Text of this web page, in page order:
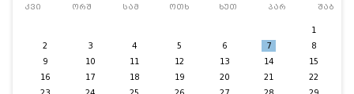
კვი ორშ სამ ოთხ ხუთ პარ შაბ
1
2
3 4 5 6 7
8
9
10 11 12 13 14
15
16
17 18 19 20 21
22